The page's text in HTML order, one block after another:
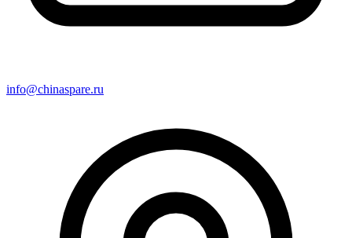
info@chinaspare.ru